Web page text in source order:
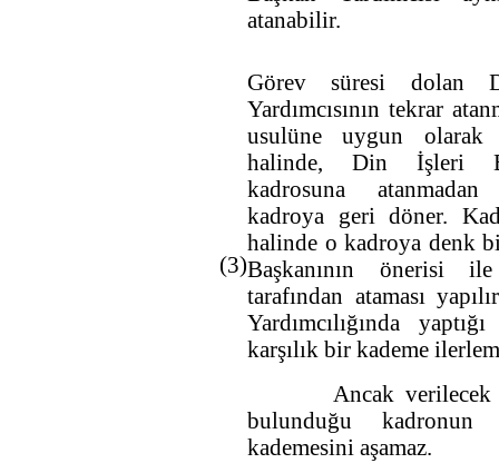
atanabilir.
(3)
Görev süresi dolan
Yardımcısının tekrar
usulüne uygun olarak
halinde, Din İşleri
kadrosuna
kadroya geri döner.
halinde o kadroya denk
Başkanının önerisi
tarafından ataması
Yardımcılığında
karşılık bir kademe
Ancak verilecek
bulunduğu
kademesini aşamaz.